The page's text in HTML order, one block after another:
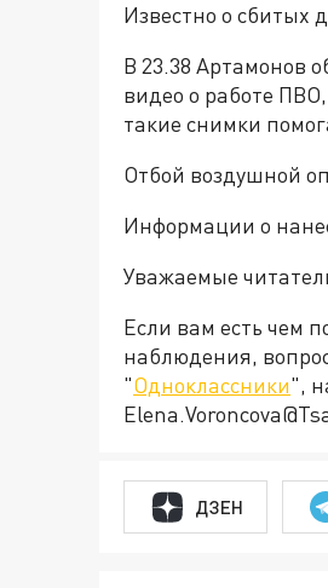
Известно о сбитых
В 23.38 Артамонов
видео о работе
такие снимки
Отбой воздушной
Информации о
Уважаемые
Если вам есть чем
наблюдения,
"Одноклассники",
ДЗЕН